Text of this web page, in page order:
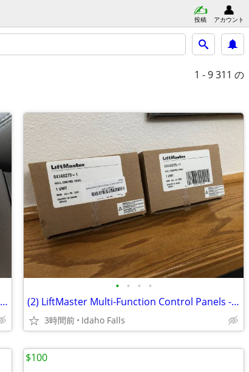
投稿 アカウント
1 - 9311 の
New Deltran Battery Charger Tender for motorcycle, ATV, etc.
• • • •
(2) LiftMaster Multi-Function Control Panels - New
3時間前 Idaho Falls
$100